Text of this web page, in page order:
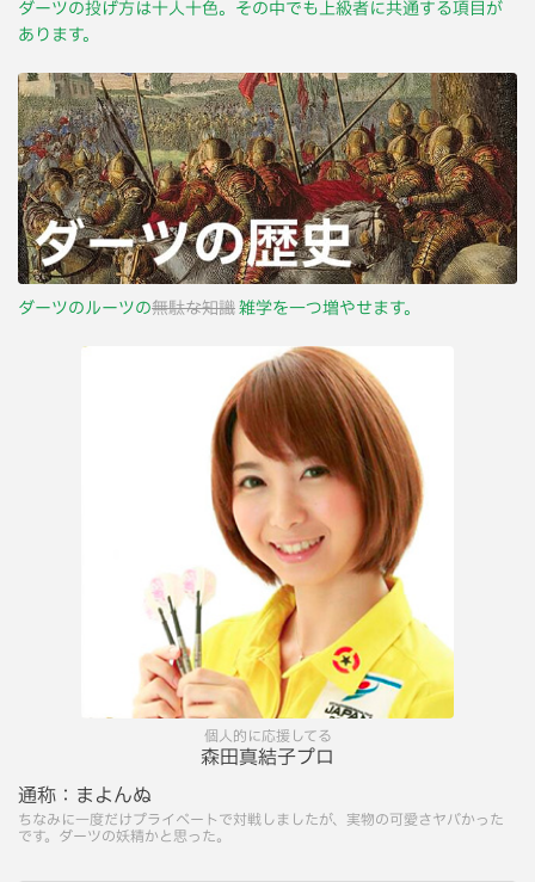
ダーツの投げ方は十人十色。その中でも上級者に共通する項目が
あります。
ダーツのルーツの無駄な知識雑学を一つ増やせます。
個人的に応援してる
森田真結子プロ
通称： まよんぬ
ちなみに一度だけプライベートで対戦しましたが、実物の可愛さヤバかった
です。ダーツの妖精かと思った。